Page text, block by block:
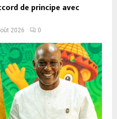
de principe avec
2026 0